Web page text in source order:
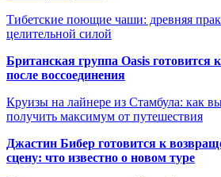
Тибетские поющие чаши: древняя
целительной силой
Британская группа Oasis готовится
после воссоединения
Круизы на лайнере из Стамбула: как
получить максимум от путешествия
Джастин Бибер готовится к
сцену: что известно о новом туре